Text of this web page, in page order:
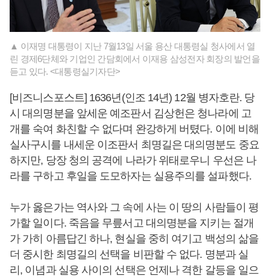
▲ 이재명 대통령이 지난 7월13일 서울 용산 대통령실 청사에서 열
린 경제6단체와 기업인 간담회에서 이재용 삼성전자 회장의 발언을
듣고 있다. <대통령실기자단>
[비즈니스포스트] 1636년(인조 14년) 12월 병자호란. 당
시 대의명분을 앞세운 예조판서 김상헌은 청나라에 고
개를 숙여 화친할 수 없다며 완강하게 버텼다. 이에 비해
실사구시를 내세운 이조판서 최명길은 대의명분도 중요
하지만, 당장 청의 공격에 나라가 위태로우니 우선은 나
라를 구하고 후일을 도모하자는 실용주의를 설파했다.
누가 옳은가는 역사와 그 속에 사는 이 땅의 사람들이 평
가할 일이다. 죽음을 무릎서고 대의명분을 지키는 절개
가 가히 아름답긴 하나, 현실을 중히 여기고 백성의 삶을
더 중시한 최명길의 선택을 비판할 수 없다. 명분과 실
리, 이념과 실용 사이의 선택은 언제나 격한 갈등을 일으